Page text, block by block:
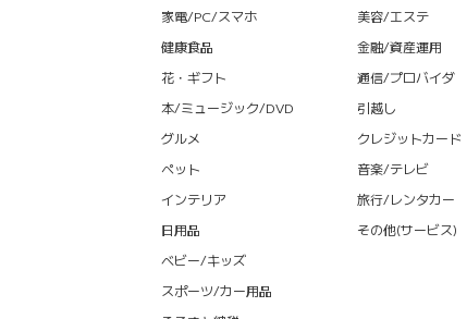
家電/PC/スマホ
健康食品
花・ギフト
本/ミュージック/DVD
グルメ
ペット
インテリア
日用品
ベビー/キッズ
スポーツ/カー用品
美容/エステ
金融/資産運用
通信/プロバイダ
引越し
クレジットカード
音楽/テレビ
旅行/レンタカー
その他(サービス)